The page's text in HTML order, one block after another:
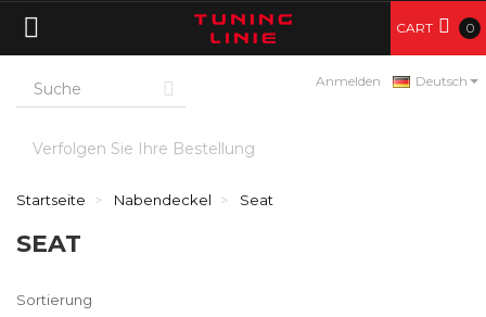
Anmelden Deutsch
CART 0
Verfolgen Sie Ihre Bestellung
Startseite Nabendeckel Seat
SEAT
Sortierung